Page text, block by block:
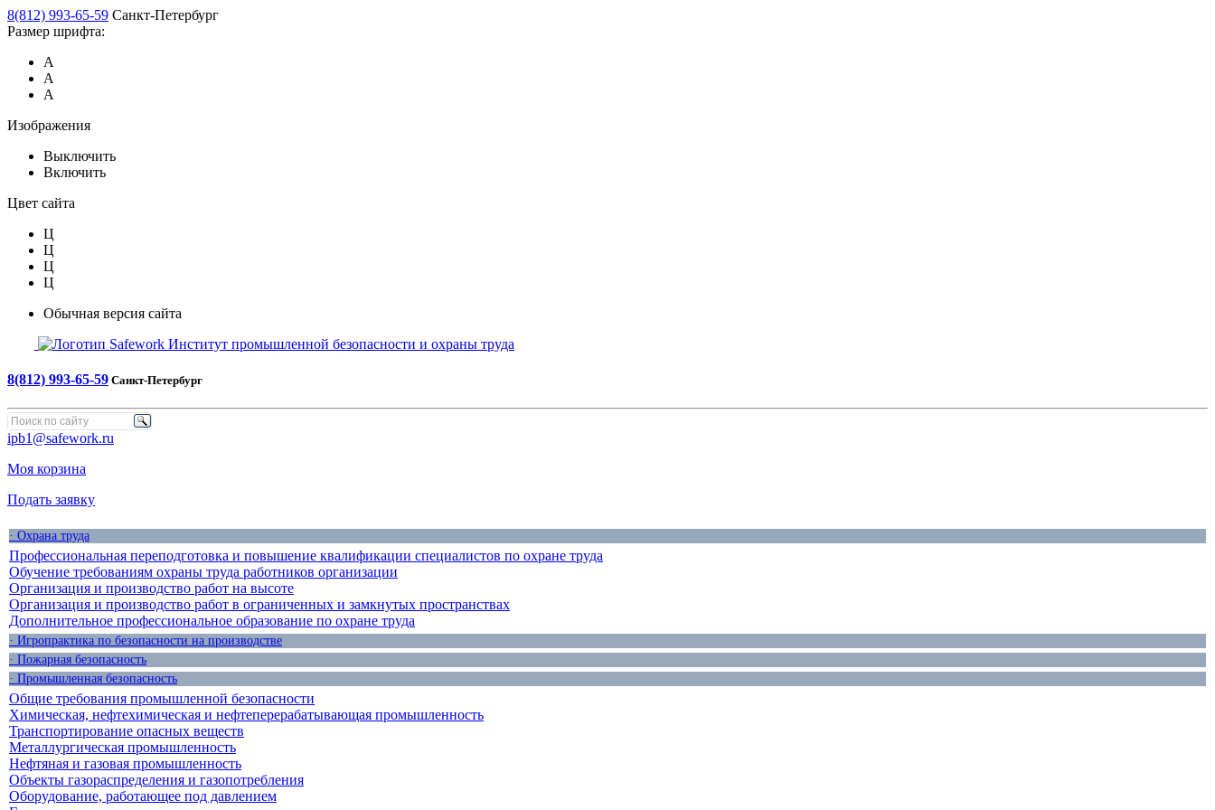
8(812) 993-65-59 Санкт-Петербург
Размер шрифта:
А
А
А
Изображения
Выключить
Включить
Цвет сайта
Ц
Ц
Ц
Ц
Обычная версия сайта
Safework Институт промышленной безопасности и охраны труда
8(812) 993-65-59 Санкт-Петербург
ipb1@safework.ru
Моя корзина
Подать заявку
· Охрана труда
Профессиональная переподготовка и повышение квалификации специалистов по охране труда
Обучение требованиям охраны труда работников организации
Организация и производство работ на высоте
Организация и производство работ в ограниченных и замкнутых пространствах
Дополнительное профессиональное образование по охране труда
· Игропрактика по безопасности на производстве
· Пожарная безопасность
· Промышленная безопасность
Общие требования промышленной безопасности
Химическая, нефтехимическая и нефтеперерабатывающая промышленность
Транспортирование опасных веществ
Металлургическая промышленность
Нефтяная и газовая промышленность
Объекты газораспределения и газопотребления
Оборудование, работающее под давлением